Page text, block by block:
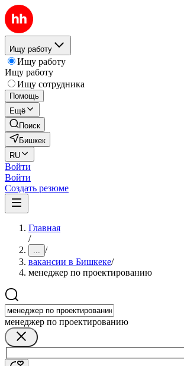
Ищу работу
Ищу работу
Ищу работу
Ищу сотрудника
Помощь
Ещё
Поиск
Бишкек
RU
Войти
Войти
Создать резюме
Главная
/
... /
вакансии в Бишкеке/
менеджер по проектированию
менеджер по проектированию